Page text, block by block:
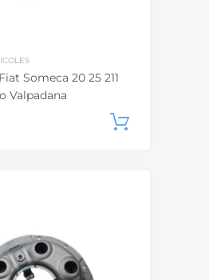
Someca 20 25 211
Valpadana